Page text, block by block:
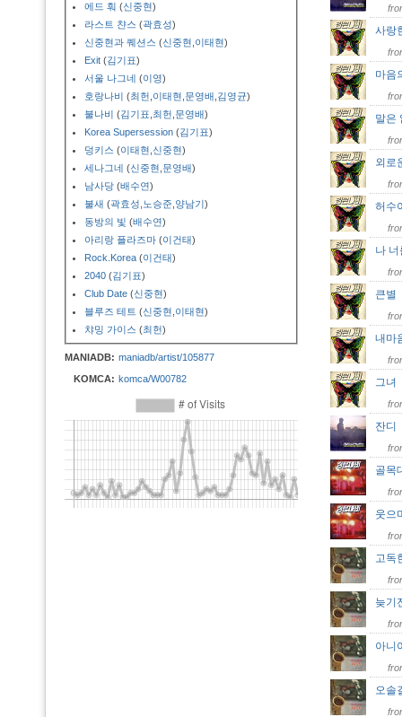
에드 훠 (신중현)
라스트 챤스 (곽효성)
신중현과 퀘션스 (신중현 이태현)
Exit (김기표)
서울 나그네 (이영)
호랑나비 (최헌 이태현 문영배 김영균)
불나비 (김기표 최헌 문영배)
Korea Supersession (김기표)
덩키스 (이태현 신중현)
세나그네 (신중현 문영배)
남사당 (배수연)
불새 (곽효성 노승준 양남기)
동방의 빛 (배수연)
아리랑 플라즈마 (이건태)
Rock.Korea (이건태)
2040 (김기표)
Club Date (신중현)
블루즈 테트 (신중현 이태현)
챠밍 가이스 (최헌)
MANIADB: maniadb/artist/105877
KOMCA: komca/W00782
사랑
마
말
외
허
나
큰
내
그
잔
골
웃
고
늦
아
오